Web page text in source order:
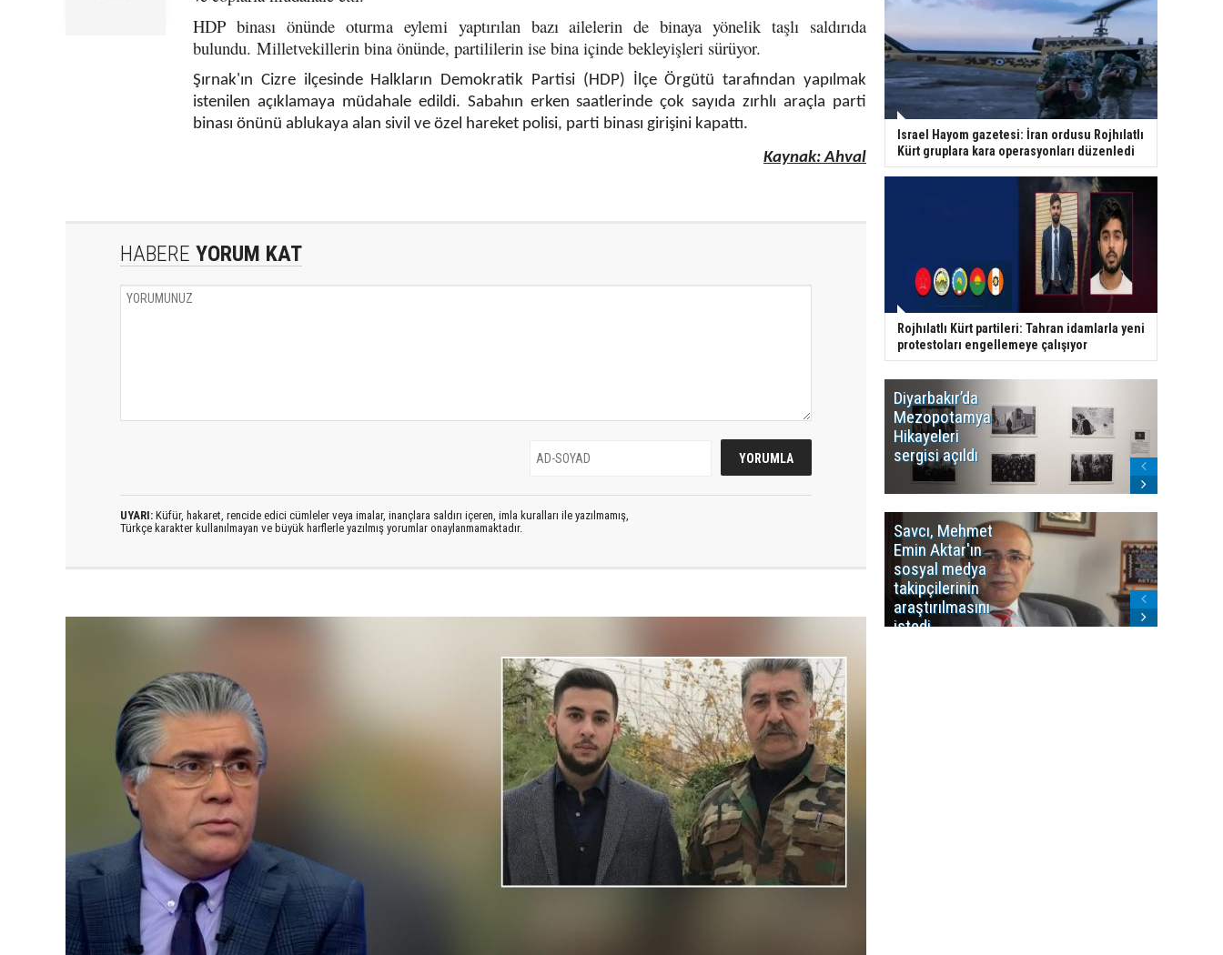
HDP binası önünde oturma eylemi yaptırılan bazı ailelerin de binaya yönelik taşlı saldırıda
bulundu. Milletvekillerin bina önünde, partililerin ise bina içinde bekleyişleri sürüyor.
Şırnak'ın Cizre ilçesinde Halkların Demokratik Partisi (HDP) İlçe Örgütü tarafından yapılmak
istenilen açıklamaya müdahale edildi. Sabahın erken saatlerinde çok sayıda zırhlı araçla parti
binası önünü ablukaya alan sivil ve özel hareket polisi, parti binası girişini kapattı.
Kaynak: Ahval
HABERE YORUM KAT
UYARI: Küfür, hakaret, rencide edici cümleler veya imalar, inançlara saldırı içeren, imla kuralları ile yazılmamış,
Türkçe karakter kullanılmayan ve büyük harflerle yazılmış yorumlar onaylanmamaktadır.
Israel Hayom gazetesi: İran ordusu Rojhılatlı
Kürt gruplara kara operasyonları düzenledi
Rojhılatlı Kürt partileri: Tahran idamlarla yeni
protestoları engellemeye çalışıyor
Diyarbakır’da
Mezopotamya
Hikayeleri
sergisi açıldı
Savcı, Mehmet
Emin Aktar'ın
sosyal medya
takipçilerinin
araştırılmasını
istedi